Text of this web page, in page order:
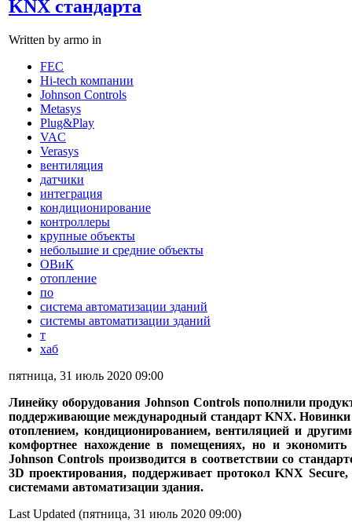
KNX стандарта
Written by armo in
FEC
Hi-tech компании
Johnson Controls
Metasys
Plug&Play
VAC
Verasys
вентиляция
датчики
интеграция
кондиционирование
контроллеры
крупные объекты
небольшие и средние объекты
ОВиК
отопление
по
система автоматизации зданий
системы автоматизации зданий
т
хаб
пятница, 31 июль 2020 09:00
Линейку оборудования Johnson Controls пополнили
поддерживающие международный стандарт KNX. Новинки
отоплением, кондиционированием, вентиляцией и
комфортнее нахождение в помещениях, но и экономить
Johnson Controls производится в соответствии со
3D проектирования, поддерживает протокол KNX
системами автоматизации здания.
Last Updated (пятница, 31 июль 2020 09:00)